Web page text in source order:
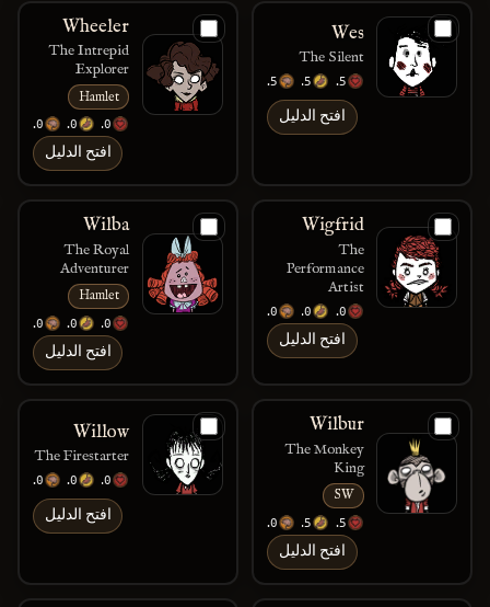
Wes
The Silent
75
75
75
افتح الدليل
Wheeler
The Intrepid
Explorer
Hamlet
100
150
200
افتح الدليل
Wigfrid
The
Performance
Artist
200
120
120
افتح الدليل
Wilba
The Royal
Adventurer
Hamlet
150 / 350
200
100
افتح الدليل
Wilbur
The Monkey
King
SW
125
175
150
افتح الدليل
Willow
The Firestarter
150
150
120
افتح الدليل